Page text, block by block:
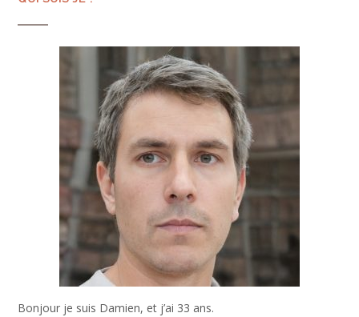
Bonjour je suis Damien, et j’ai 33 ans.